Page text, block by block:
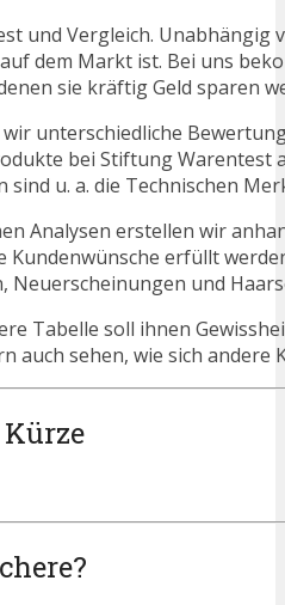
und Vergleich.
dem Markt ist. Bei uns
sie kräftig Geld sparen
unterschiedliche
bei Stiftung Warentest
sind u. a. die Technischen
Analysen erstellen wir
Kundenwünsche erfüllt
Neuerscheinungen und
Tabelle soll ihnen
auch sehen, wie sich